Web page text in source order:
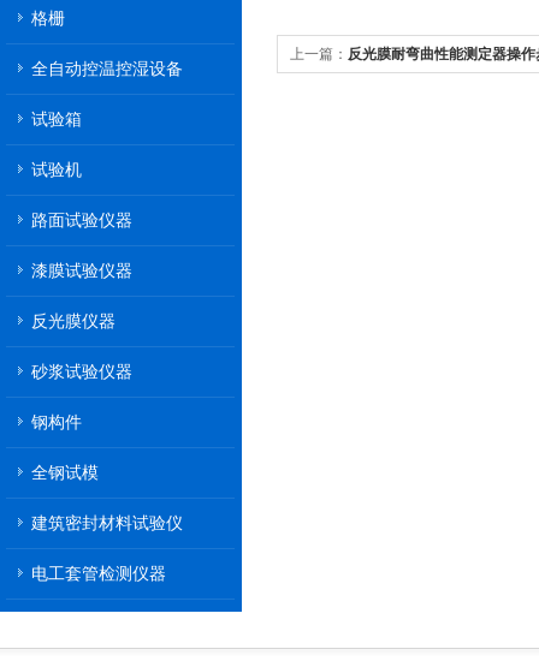
格栅
全自动控温控湿设备
试验箱
试验机
路面试验仪器
漆膜试验仪器
反光膜仪器
砂浆试验仪器
钢构件
全钢试模
建筑密封材料试验仪
电工套管检测仪器
上一篇： 反光膜耐弯曲性能测定器操作